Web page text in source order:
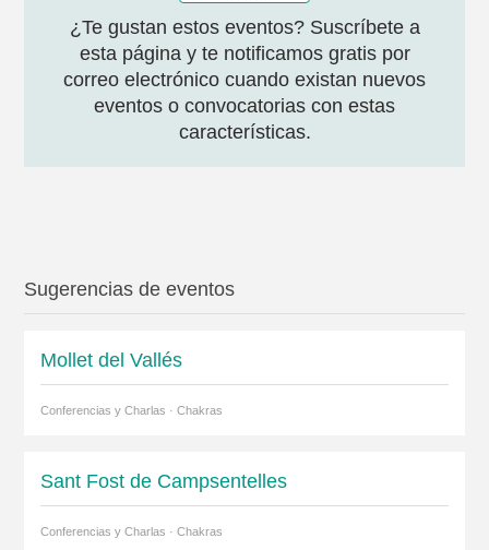
¿Te gustan estos eventos? Suscríbete a
esta página y te notificamos gratis por
correo electrónico cuando existan nuevos
eventos o convocatorias con estas
características.
Sugerencias de eventos
Mollet del Vallés
Conferencias y Charlas · Chakras
Sant Fost de Campsentelles
Conferencias y Charlas · Chakras